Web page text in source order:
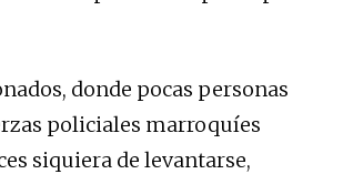
donde pocas personas
policiales marroquíes
siquiera de levantarse,